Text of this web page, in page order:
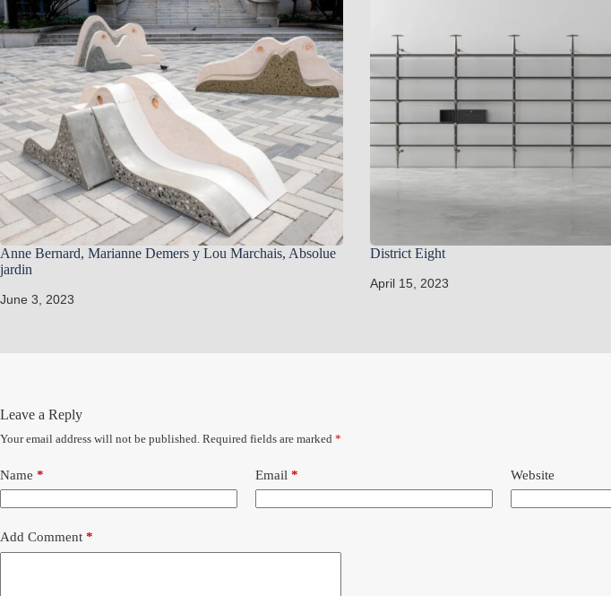
Anne Bernard, Marianne Demers y Lou Marchais, Absolue
jardin
June 3, 2023
District Eight
April 15, 2023
Leave a Reply
Your email address will not be published. Required fields are marked *
Name * Email * Website
Add Comment *